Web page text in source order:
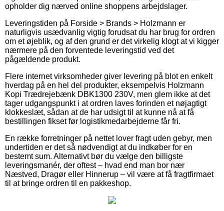
opholder dig nærved online shoppens arbejdslager.
Leveringstiden på Forside > Brands > Holzmann er
naturligvis usædvanlig vigtig forudsat du har brug for ordren
om et øjeblik, og af den grund er det virkelig klogt at vi kigger
nærmere på den forventede leveringstid ved det
pågældende produkt.
Flere internet virksomheder giver levering på blot en enkelt
hverdag på en hel del produkter, eksempelvis Holzmann
Kopi Trædrejebænk DBK1300 230V, men glem ikke at det
tager udgangspunkt i at ordren laves forinden et nøjagtigt
klokkeslæt, sådan at de har udsigt til at kunne nå at få
bestillingen fikset før logistikmedarbejderne får fri.
En række forretninger på nettet lover fragt uden gebyr, men
undertiden er det så nødvendigt at du indkøber for en
bestemt sum. Alternativt bør du vælge den billigste
leveringsmanér, der oftest – hvad end man bor nær
Næstved, Dragør eller Hinnerup – vil være at få fragtfirmaet
til at bringe ordren til en pakkeshop.